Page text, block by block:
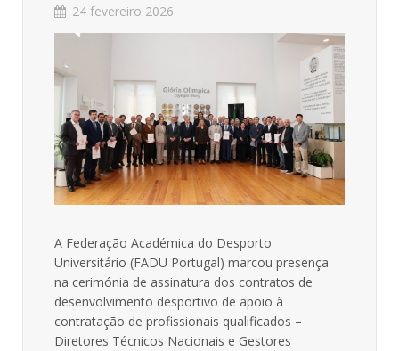
24 fevereiro 2026
A Federação Académica do Desporto
Universitário (FADU Portugal) marcou presença
na cerimónia de assinatura dos contratos de
desenvolvimento desportivo de apoio à
contratação de profissionais qualificados –
Diretores Técnicos Nacionais e Gestores